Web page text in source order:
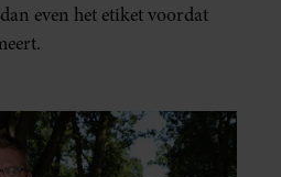
even het etiket voordat